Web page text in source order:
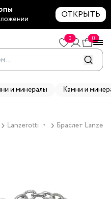
ОТКРЫТЬ
0 0
и минералы Камни и
Lanzerotti ▼ Браслет